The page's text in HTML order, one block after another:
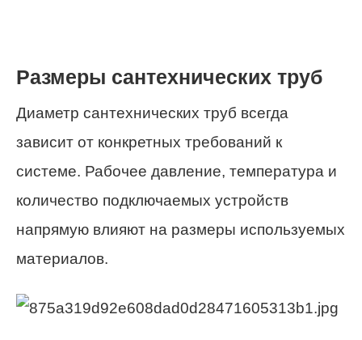
Размеры сантехнических труб
Диаметр сантехнических труб всегда
зависит от конкретных требований к
системе. Рабочее давление, температура и
количество подключаемых устройств
напрямую влияют на размеры используемых
материалов.